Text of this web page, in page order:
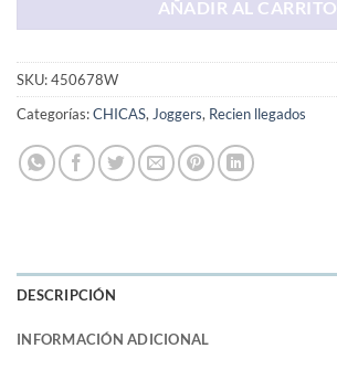
AÑADIR AL CARRITO
SKU:450678W
Categorías:CHICAS, Joggers, Recien llegados
DESCRIPCIÓN
INFORMACIÓN ADICIONAL